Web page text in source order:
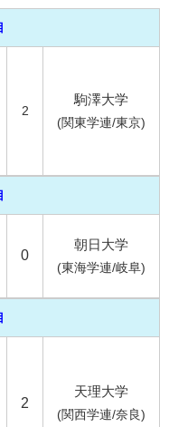
2
駒澤大学
(関東学連/東京)
0
朝日大学
(東海学連/岐阜)
2
天理大学
(関西学連/奈良)